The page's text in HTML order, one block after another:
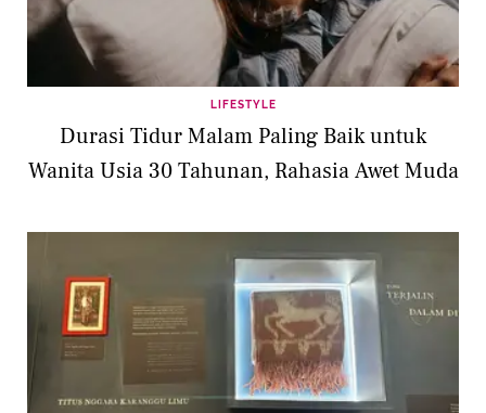
LIFESTYLE
Durasi Tidur Malam Paling Baik untuk
Wanita Usia 30 Tahunan, Rahasia Awet Muda